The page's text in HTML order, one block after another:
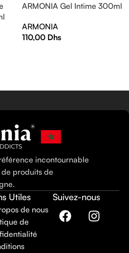
ARMONIA Gel Intime 300ml
ARMONIA
110,00 Dhs
incontournable
de produits de
Utiles
de nous
de
Suivez-nous